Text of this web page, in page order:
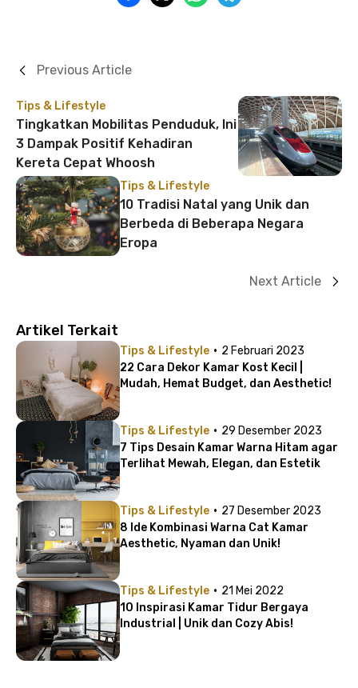
Tips & Lifestyle
Tingkatkan Mobilitas Penduduk, Ini
3 Dampak Positif Kehadiran
Kereta Cepat Whoosh
Previous Article
Tips & Lifestyle
10 Tradisi Natal yang Unik dan
Berbeda di Beberapa Negara
Eropa
Next Article
Artikel Terkait
Tips & Lifestyle · 2 Februari 2023
22 Cara Dekor Kamar Kost Kecil |
Mudah, Hemat Budget, dan Aesthetic!
Tips & Lifestyle · 29 Desember 2023
7 Tips Desain Kamar Warna Hitam agar
Terlihat Mewah, Elegan, dan Estetik
Tips & Lifestyle · 27 Desember 2023
8 Ide Kombinasi Warna Cat Kamar
Aesthetic, Nyaman dan Unik!
Tips & Lifestyle · 21 Mei 2022
10 Inspirasi Kamar Tidur Bergaya
Industrial | Unik dan Cozy Abis!